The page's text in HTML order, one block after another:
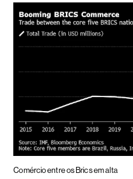
Comércio entre os Brics em alta